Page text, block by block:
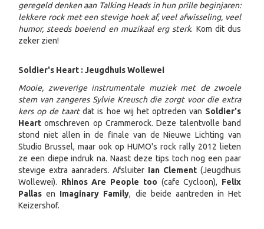
geregeld denken aan Talking Heads in hun prille beginjaren:
lekkere rock met een stevige hoek af, veel afwisseling, veel
humor, steeds boeiend en muzikaal erg sterk. Kom dit dus
zeker zien!
Soldier's Heart : Jeugdhuis Wollewei
Mooie, zweverige instrumentale muziek met de zwoele
stem van zangeres Sylvie Kreusch die zorgt voor die extra
kers op de taartdat is hoe wij het optreden van Soldier's
Heart omschreven op Crammerock. Deze talentvolle band
stond niet allen in de finale van de Nieuwe Lichting van
Studio Brussel, maar ook op HUMO's rock rally 2012 lieten
ze een diepe indruk na. Naast deze tips toch nog een paar
stevige extra aanraders. Afsluiter Ian Clement (Jeugdhuis
Wollewei). Rhinos Are People too (cafe Cycloon), Felix
Pallas en Imaginary Family, die beide aantreden in Het
Keizershof.